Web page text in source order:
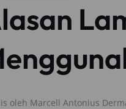
oleh Marcell Antonius